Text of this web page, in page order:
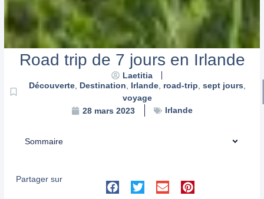
Road trip de 7 jours en Irlande
Laetitia
Découverte, Destination, Irlande, road-trip, sept jours,
voyage
28 mars 2023
Irlande
Sommaire
Partager sur